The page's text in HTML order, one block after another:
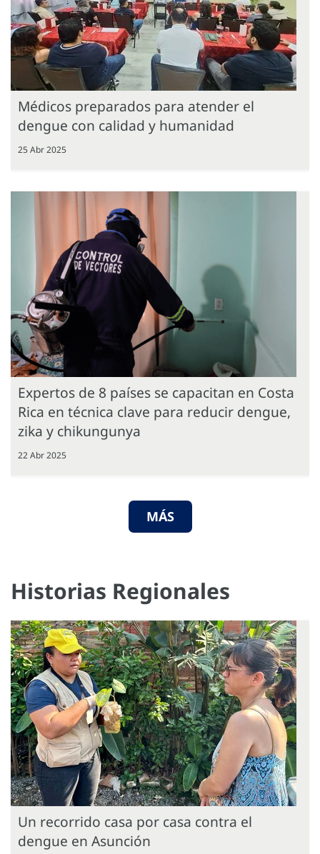
Médicos preparados para atender el
dengue con calidad y humanidad
25 Abr 2025
Expertos de 8 países se capacitan en Costa
Rica en técnica clave para reducir dengue,
zika y chikungunya
22 Abr 2025
MÁS
Historias Regionales
Un recorrido casa por casa contra el
dengue en Asunción